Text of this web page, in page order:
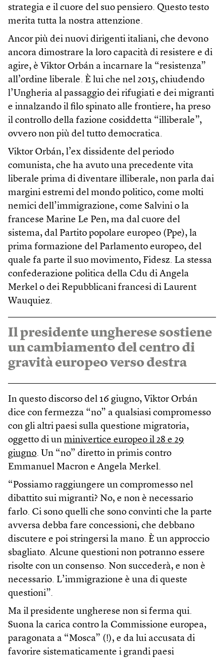
strategia e il cuore del suo pensiero. Questo testo
merita tutta la nostra attenzione.
Ancor più dei nuovi dirigenti italiani, che devono
ancora dimostrare la loro capacità di resistere e di
agire, è Viktor Orbán a incarnare la “resistenza”
all’ordine liberale. È lui che nel 2015, chiudendo
l’Ungheria al passaggio dei rifugiati e dei migranti
e innalzando il filo spinato alle frontiere, ha preso
il controllo della fazione cosiddetta “illiberale”,
ovvero non più del tutto democratica.
Viktor Orbán, l’ex dissidente del periodo
comunista, che ha avuto una precedente vita
liberale prima di diventare illiberale, non parla dai
margini estremi del mondo politico, come molti
nemici dell’immigrazione, come Salvini o la
francese Marine Le Pen, ma dal cuore del
sistema, dal Partito popolare europeo (Ppe), la
prima formazione del Parlamento europeo, del
quale fa parte il suo movimento, Fidesz. La stessa
confederazione politica della Cdu di Angela
Merkel o dei Repubblicani francesi di Laurent
Wauquiez.
Il presidente ungherese sostiene
un cambiamento del centro di
gravità europeo verso destra
In questo discorso del 16 giugno, Viktor Orbán
dice con fermezza “no” a qualsiasi compromesso
con gli altri paesi sulla questione migratoria,
oggetto di un minivertice europeo il 28 e 29
giugno. Un “no” diretto in primis contro
Emmanuel Macron e Angela Merkel.
“Possiamo raggiungere un compromesso nel
dibattito sui migranti? No, e non è necessario
farlo. Ci sono quelli che sono convinti che la parte
avversa debba fare concessioni, che debbano
discutere e poi stringersi la mano. È un approccio
sbagliato. Alcune questioni non potranno essere
risolte con un consenso. Non succederà, e non è
necessario. L’immigrazione è una di queste
questioni”.
Ma il presidente ungherese non si ferma qui.
Suona la carica contro la Commissione europea,
paragonata a “Mosca” (!), e da lui accusata di
favorire sistematicamente i grandi paesi